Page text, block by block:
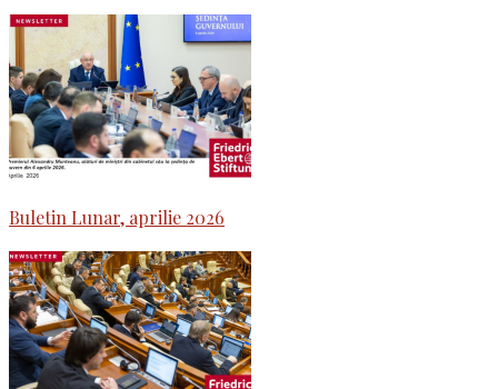
Buletin Lunar, aprilie 2026